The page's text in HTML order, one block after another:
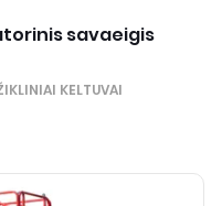
savaeigis
KELTUVAI